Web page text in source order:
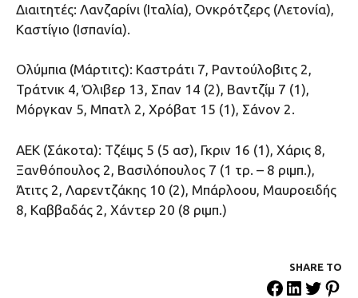
Διαιτητές: Λανζαρίνι (Ιταλία), Ονκρότζερς (Λετονία),
Καστίγιο (Ισπανία).
Ολύμπια (Μάρτιτς): Καστράτι 7, Ραντούλοβιτς 2,
Τράτνικ 4, Όλιβερ 13, Σπαν 14 (2), Βαντζίμ 7 (1),
Μόργκαν 5, Μπατλ 2, Χρόβατ 15 (1), Σάνον 2.
ΑΕΚ (Σάκοτα): Τζέιμς 5 (5 ασ), Γκριν 16 (1), Χάρις 8,
Ξανθόπουλος 2, Βασιλόπουλος 7 (1 τρ. – 8 ριμπ.),
Άτιτς 2, Λαρεντζάκης 10 (2), Μπάρλοου, Μαυροειδής
8, Καββαδάς 2, Χάντερ 20 (8 ριμπ.)
SHARE ΤΟ